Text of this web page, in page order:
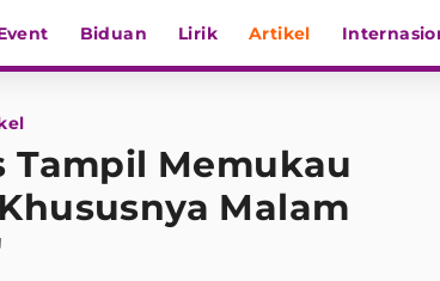
Biduan Lirik Artikel
Tampil Memukau
Malam